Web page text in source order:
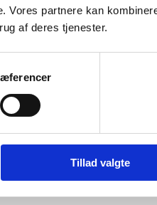
Vores partnere kan
af deres tjenester.
Tillad valgte